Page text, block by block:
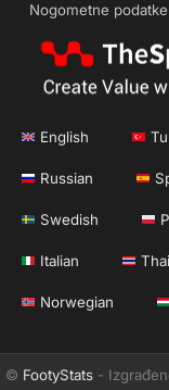
Nogometne
English
Russian
Swedish
Italian Thai
Norwegian
© FootyStats -